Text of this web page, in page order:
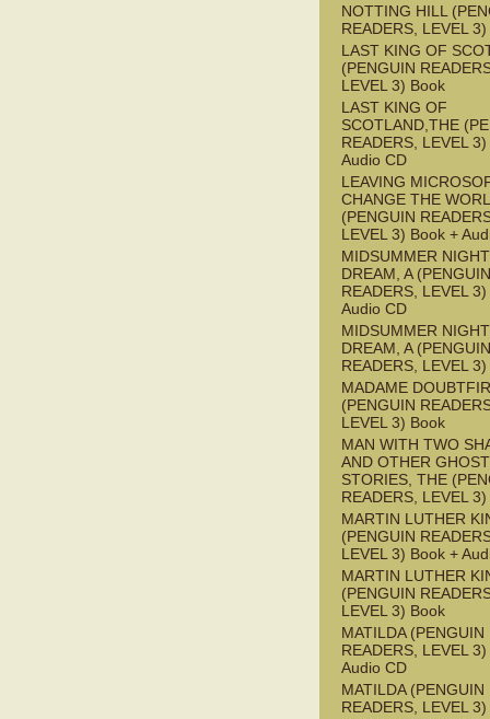
NOTTING HILL
READERS, LEVEL
LAST KING OF
(PENGUIN
LEVEL 3) Book
LAST KING OF
SCOTLAND,THE
READERS, LEVEL
Audio CD
LEAVING
CHANGE THE
(PENGUIN
LEVEL 3) Book +
MIDSUMMER
DREAM, A (PENGUIN
READERS, LEVEL
Audio CD
MIDSUMMER
DREAM, A (PENGUIN
READERS, LEVEL
MADAME
(PENGUIN
LEVEL 3) Book
MAN WITH TWO
AND OTHER GHOST
STORIES, THE
READERS, LEVEL
MARTIN LUTHER
(PENGUIN
LEVEL 3) Book +
MARTIN LUTHER
(PENGUIN
LEVEL 3) Book
MATILDA (PENGUIN
READERS, LEVEL
Audio CD
MATILDA (PENGUIN
READERS, LEVEL